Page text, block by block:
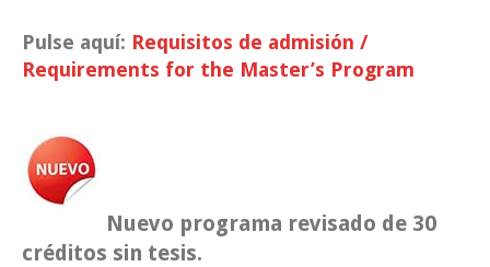
Pulse aquí: Requisitos de admisión /
Requirements for the Master’s Program
Nuevo programa revisado de 30
créditos sin tesis.